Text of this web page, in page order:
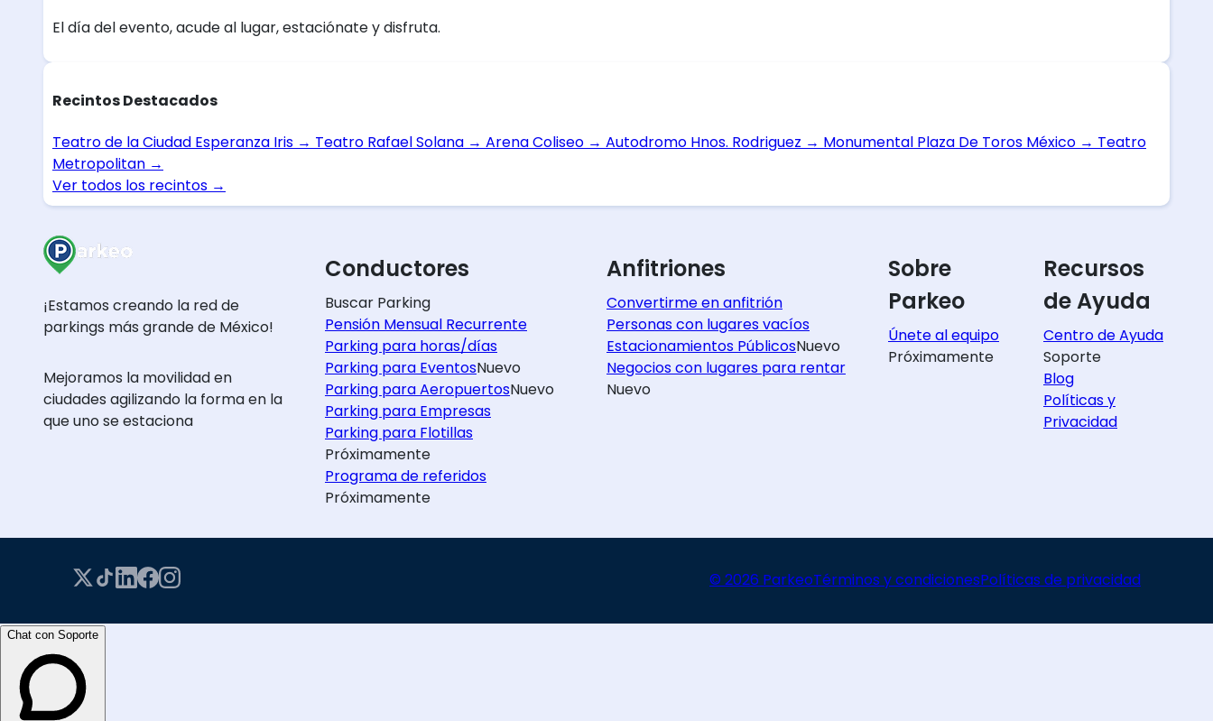
El día del evento, acude al lugar, estaciónate y disfruta.
Recintos Destacados
Teatro de la Ciudad Esperanza Iris → Teatro Rafael Solana → Arena Coliseo → Autodromo Hnos. Rodriguez → Monumental Plaza De Toros México → Teatro
Metropolitan →
Ver todos los recintos →
¡Estamos creando la red de
parkings más grande de México!
Mejoramos la movilidad en
ciudades agilizando la forma en la
que uno se estaciona
Conductores
Buscar Parking
Pensión Mensual Recurrente
Parking para horas/días
Parking para EventosNuevo
Parking para AeropuertosNuevo
Parking para Empresas
Parking para Flotillas
Próximamente
Programa de referidos
Próximamente
Anfitriones
Convertirme en anfitrión
Personas con lugares vacíos
Estacionamientos PúblicosNuevo
Negocios con lugares para rentar
Nuevo
Recursos
de Ayuda
Centro de Ayuda
Soporte
Blog
Políticas y
Privacidad
Sobre
Parkeo
Únete al equipo
Próximamente
© 2026 ParkeoTérminos y condicionesPolíticas de privacidad
Chat con Soporte